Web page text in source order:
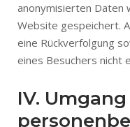
anonymisierten Daten
Website gespeichert.
eine Rückverfolgung
eines Besuchers nicht
IV.